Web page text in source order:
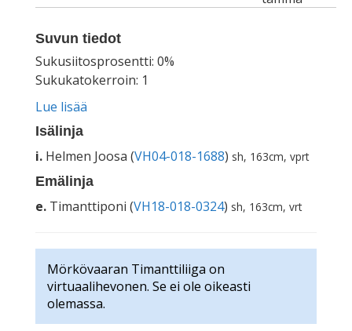
Suvun tiedot
Sukusiitosprosentti: 0%
Sukukatokerroin: 1
Lue lisää
Isälinja
i. Helmen Joosa (VH04-018-1688) sh, 163cm, vprt
Emälinja
e. Timanttiponi (VH18-018-0324) sh, 163cm, vrt
Mörkövaaran Timanttiliiga on
virtuaalihevonen. Se ei ole oikeasti
olemassa.